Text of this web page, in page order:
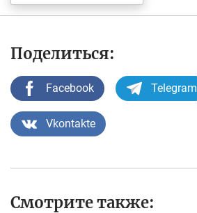
Поделиться:
Facebook Telegram
Vkontakte
Смотрите также: